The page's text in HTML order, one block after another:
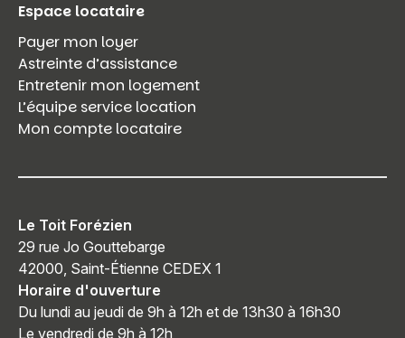
Espace locataire
Payer mon loyer
Astreinte d’assistance
Entretenir mon logement
L’équipe service location
Mon compte locataire
Le Toit Forézien
29 rue Jo Gouttebarge
42000, Saint-Étienne CEDEX 1
Horaire d'ouverture
Du lundi au jeudi de 9h à 12h et de 13h30 à 16h30
Le vendredi de 9h à 12h